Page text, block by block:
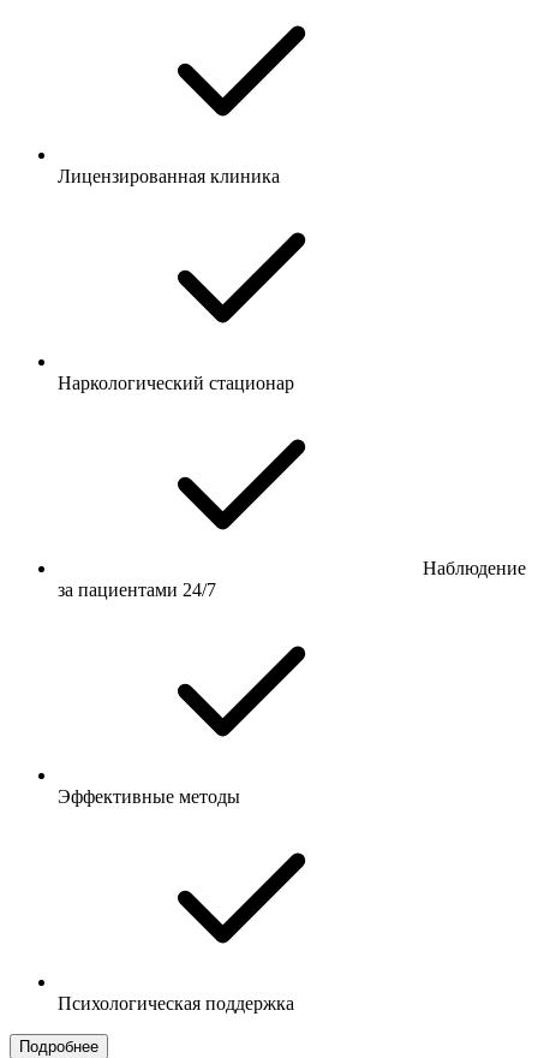
Лицензированная клиника
Наркологический стационар
Наблюдение
за пациентами 24/7
Эффективные методы
Психологическая поддержка
Подробнее